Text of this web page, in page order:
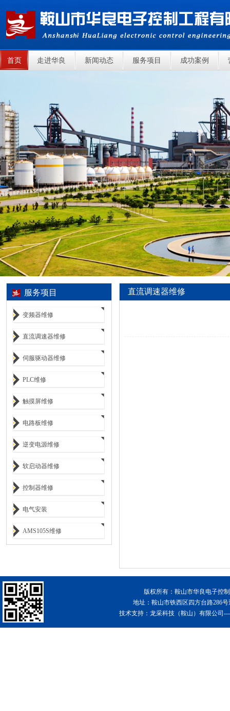
首页 走进华良 新闻动态 服务项目 成功案例
服务项目
变频器维修
直流调速器维修
伺服驱动器维修
PLC维修
触摸屏维修
电路板维修
逆变电源维修
软启动器维修
控制器维修
电气安装
AMS105S维修
直流调速器维修
版权所有：鞍山市华良电子
地址：鞍山市铁西区四方台路286
技术支持： 龙采科技（鞍山）有限公司